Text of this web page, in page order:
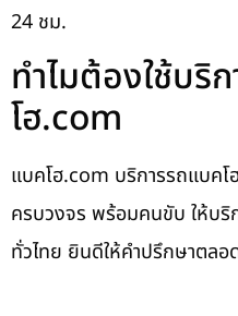
24 ชม.
ทำไมต้องใช้บริ
โฮ.com
แบคโฮ.com บริการรถแบคโ
ครบวงจร พร้อมคนขับ ให้บริ
ทั่วไทย ยินดีให้คำปรึกษาตล